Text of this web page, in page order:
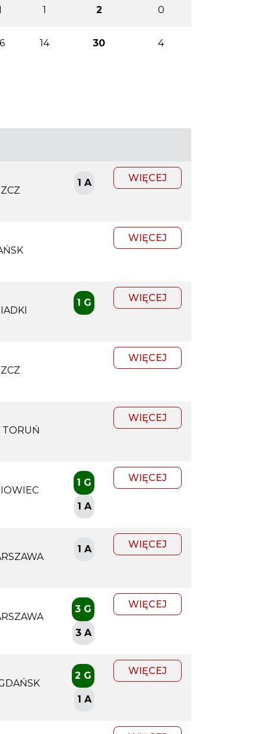
1 2 0
14 30 4
1 A WIĘCEJ
WIĘCEJ
1 G WIĘCEJ
WIĘCEJ
TORUŃ
WIĘCEJ
1 G
1 A
WIĘCEJ
1 A WIĘCEJ
3 G
3 A
WIĘCEJ
2 G
1 A
WIĘCEJ